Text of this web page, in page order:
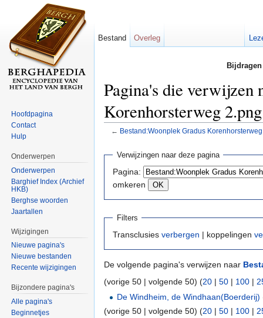
Pagina's die verwijzen
Korenhorsterweg
← Bestand:Woonplek Gradus
Verwijzingen naar deze pagina
Pagina:
omkeren
Filters
Transclusies verbergen | koppelingen
De volgende pagina's verwijzen naar
(vorige 50 | volgende 50) (20 | 50 | 100 |
De Windheim, de Windhaan(Boerderij)
(vorige 50 | volgende 50) (20 | 50 | 100 |
Bestand Overleg
Hoofdpagina
Contact
Hulp
Onderwerpen
Onderwerpen
Barghief Index (Archief
HKB)
Berghse woorden
Jaartallen
Wijzigingen
Nieuwe pagina's
Nieuwe bestanden
Recente wijzigingen
Bijzondere pagina's
Alle pagina's
Beginnetjes